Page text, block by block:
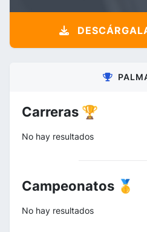
Carreras 🏆
No hay resultados
Campeonatos 🥇
No hay resultados